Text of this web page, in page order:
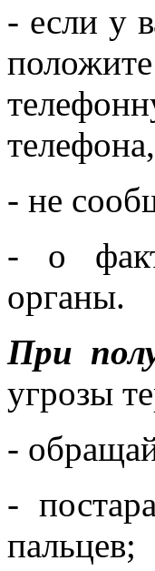
- если у
- не
- о
органы.
При
угрозы
-
-
пальцев;